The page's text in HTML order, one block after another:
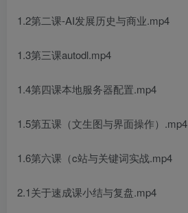
1.2第二课-AI发展历史与商业.mp4
1.3第三课autodl.mp4
1.4第四课本地服务器配置.mp4
1.5第五课（文生图与界面操作）.mp4
1.6第六课（c站与关键词实战.mp4
2.1关于速成课小结与复盘.mp4